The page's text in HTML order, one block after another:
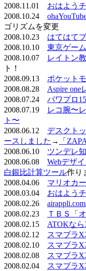
2008.11.01 おはよう
2008.10.24
ゴリズムを変更
2008.10.23 はてはて
2008.10.10 東京ゲー
2008.10.07
レイトン
ト！
2008.09.13 ポケット
2008.08.28 Aspire one
2008.07.24 パワプロ
2008.07.19
レコ腕〜
ト〜
2008.06.12 デスクト
ースしました →
「
2008.06.10 ツンデレ
2008.06.08 Webデザ
白銀比計算ツール作り
2008.04.06 マリオカ
2008.03.04 おはよう
2008.02.26 airappli.com
2008.02.23
ＴＢＳ「
2008.02.15 ATOKなら
2008.02.12
スマブラ
2008.02.10
スマブラ
2008.02.08
スマブラ
2008.02.04
スマブラ